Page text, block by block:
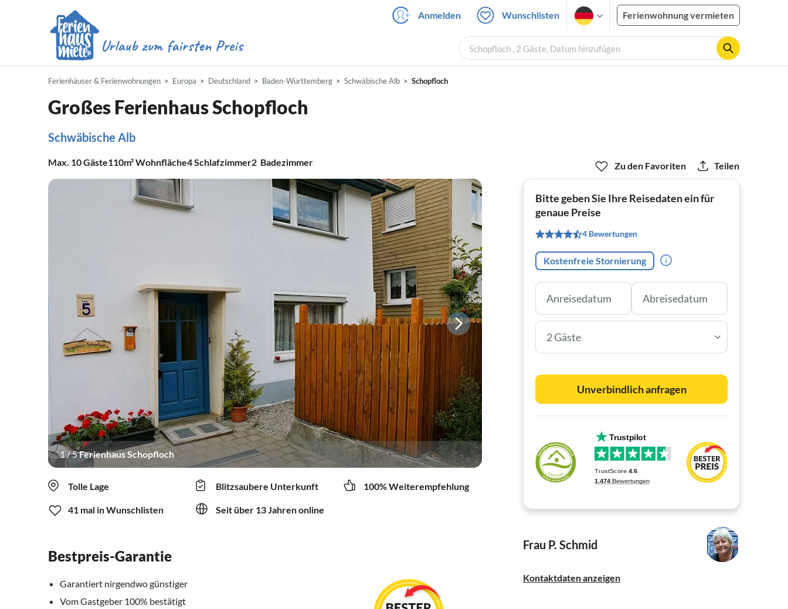
Anmelden Wunschlisten Ferienwohnung vermieten
Schopfloch , 2 Gäste, Datum hinzufügen
Ferienhäuser & Ferienwohnungen Europa Deutschland Baden-Württemberg Schwäbische Alb Schopfloch
Großes Ferienhaus Schopfloch
Schwäbische Alb
Max. 10Gäste110m²Wohnfläche4Schlafzimmer2 Badezimmer
1 /5Ferienhaus Schopfloch
Tolle Lage Blitzsaubere Unterkunft 100% Weiterempfehlung
41 mal in Wunschlisten Seit über 13 Jahren online
Bestpreis-Garantie
Garantiert nirgendwo günstiger
Vom Gastgeber 100% bestätigt
Zu den Favoriten Teilen
Bitte geben Sie Ihre Reisedaten ein für
genaue Preise
4 Bewertungen
Kostenfreie Stornierung
2 Gäste
Unverbindlich anfragen
Frau P. Schmid
Kontaktdaten anzeigen